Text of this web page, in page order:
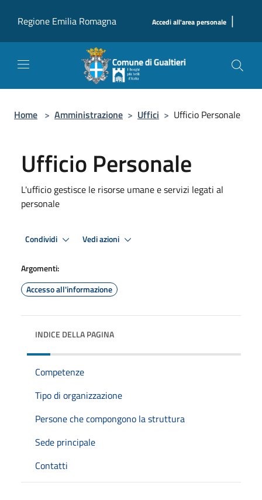
Regione Emilia Romagna
Accedi all'area personale |
Home > Amministrazione > Uffici > Ufficio Personale
Ufficio Personale
L'ufficio gestisce le risorse umane e servizi legati al
personale
Condividi Vedi azioni
Argomenti:
Accesso all'informazione
INDICE DELLA PAGINA
Competenze
Tipo di organizzazione
Persone che compongono la struttura
Sede principale
Contatti